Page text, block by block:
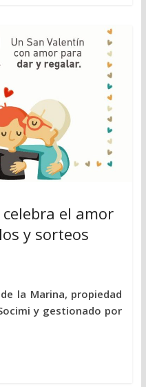
el amor
y sorteos
la Marina, propiedad
y gestionado por